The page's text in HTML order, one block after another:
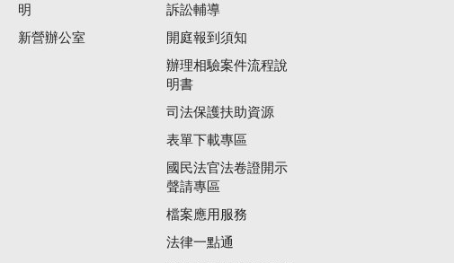
明
新營辦公室
訴訟輔導
開庭報到須知
辦理相驗案件流程說
明書
司法保護扶助資源
表單下載專區
國民法官法卷證開示
聲請專區
檔案應用服務
法律一點通